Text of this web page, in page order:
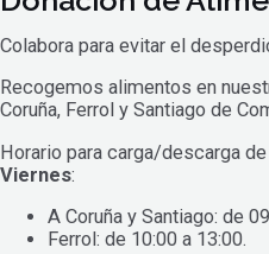
Colabora para evitar el
Recogemos alimentos en
Coruña, Ferrol y Santiago de
Horario para carga/descarga
Viernes:
A Coruña y Santiago: de
Ferrol: de 10:00 a 13:00.